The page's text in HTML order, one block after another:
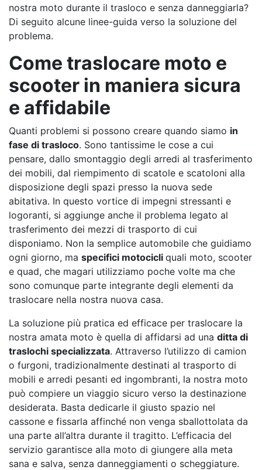
nostra moto durante il trasloco e senza danneggiarla?
Di seguito alcune linee-guida verso la soluzione del
problema.
Come traslocare moto e
scooter in maniera sicura
e affidabile
Quanti problemi si possono creare quando siamo in
fase di trasloco. Sono tantissime le cose a cui
pensare, dallo smontaggio degli arredi al trasferimento
dei mobili, dal riempimento di scatole e scatoloni alla
disposizione degli spazi presso la nuova sede
abitativa. In questo vortice di impegni stressanti e
logoranti, si aggiunge anche il problema legato al
trasferimento dei mezzi di trasporto di cui
disponiamo. Non la semplice automobile che guidiamo
ogni giorno, ma specifici motocicli quali moto, scooter
e quad, che magari utilizziamo poche volte ma che
sono comunque parte integrante degli elementi da
traslocare nella nostra nuova casa.
La soluzione più pratica ed efficace per traslocare la
nostra amata moto è quella di affidarsi ad una ditta di
traslochi specializzata. Attraverso l’utilizzo di camion
o furgoni, tradizionalmente destinati al trasporto di
mobili e arredi pesanti ed ingombranti, la nostra moto
può compiere un viaggio sicuro verso la destinazione
desiderata. Basta dedicarle il giusto spazio nel
cassone e fissarla affinché non venga sballottolata da
una parte all’altra durante il tragitto. L’efficacia del
servizio garantisce alla moto di giungere alla meta
sana e salva, senza danneggiamenti o scheggiature.